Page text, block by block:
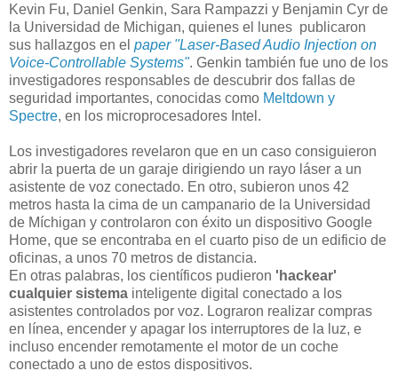
Kevin Fu, Daniel Genkin, Sara Rampazzi y Benjamin Cyr de
la Universidad de Michigan, quienes el lunes publicaron
sus hallazgos en el paper "Laser-Based Audio Injection on
Voice-Controllable Systems". Genkin también fue uno de los
investigadores responsables de descubrir dos fallas de
seguridad importantes, conocidas como Meltdown y
Spectre, en los microprocesadores Intel.
Los investigadores revelaron que en un caso consiguieron
abrir la puerta de un garaje dirigiendo un rayo láser a un
asistente de voz conectado. En otro, subieron unos 42
metros hasta la cima de un campanario de la Universidad
de Míchigan y controlaron con éxito un dispositivo Google
Home, que se encontraba en el cuarto piso de un edificio de
oficinas, a unos 70 metros de distancia.
En otras palabras, los científicos pudieron 'hackear'
cualquier sistema inteligente digital conectado a los
asistentes controlados por voz. Lograron realizar compras
en línea, encender y apagar los interruptores de la luz, e
incluso encender remotamente el motor de un coche
conectado a uno de estos dispositivos.